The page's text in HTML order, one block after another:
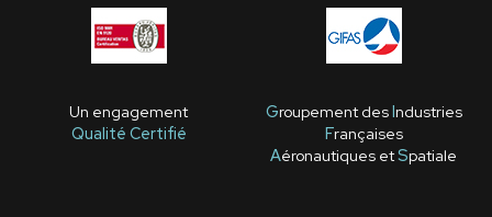
Un engagement
Qualité Certifié
Groupement desIndustries
Françaises
Aéronautiques etSpatiale